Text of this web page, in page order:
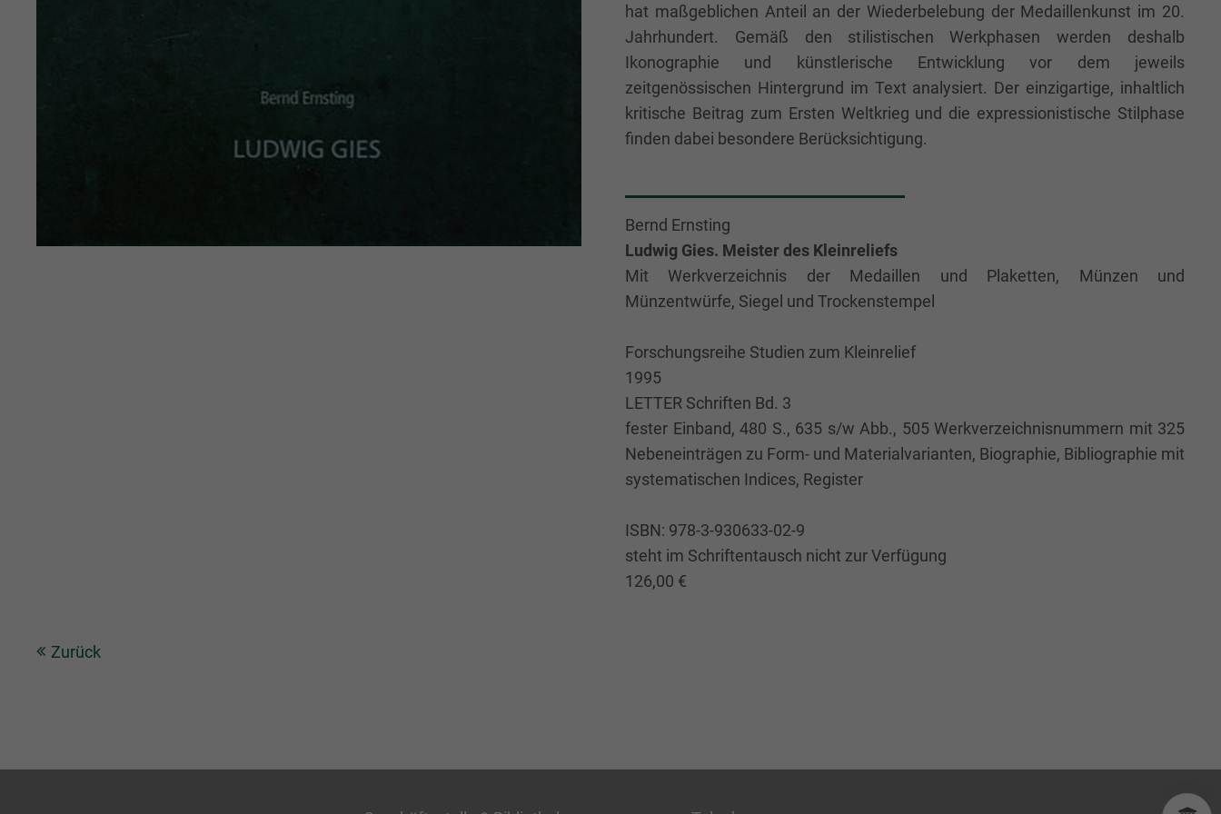
hat maßgeblichen Anteil an der Wiederbelebung der Medaillenkunst im 20.
Jahrhundert. Gemäß den stilistischen Werkphasen werden deshalb
Ikonographie und künstlerische Entwicklung vor dem jeweils
zeitgenössischen Hintergrund im Text analysiert. Der einzigartige, inhaltlich
kritische Beitrag zum Ersten Weltkrieg und die expressionistische Stilphase
finden dabei besondere Berücksichtigung.
Bernd Ernsting
Ludwig Gies. Meister des Kleinreliefs
Mit Werkverzeichnis der Medaillen und Plaketten, Münzen und
Münzentwürfe, Siegel und Trockenstempel
Forschungsreihe Studien zum Kleinrelief
1995
LETTER Schriften Bd. 3
fester Einband, 480 S., 635 s/w Abb., 505 Werkverzeichnisnummern mit 325
Nebeneinträgen zu Form- und Materialvarianten, Biographie, Bibliographie mit
systematischen Indices, Register
ISBN: 978-3-930633-02-9
steht im Schriftentausch nicht zur Verfügung
126,00 €
Zurück